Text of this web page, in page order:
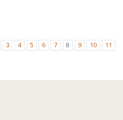
3 4 5 6 7 8 9 10 11